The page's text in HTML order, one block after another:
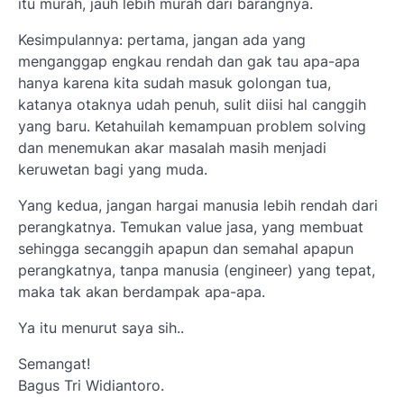
itu murah, jauh lebih murah dari barangnya.
Kesimpulannya: pertama, jangan ada yang
menganggap engkau rendah dan gak tau apa-apa
hanya karena kita sudah masuk golongan tua,
katanya otaknya udah penuh, sulit diisi hal canggih
yang baru. Ketahuilah kemampuan problem solving
dan menemukan akar masalah masih menjadi
keruwetan bagi yang muda.
Yang kedua, jangan hargai manusia lebih rendah dari
perangkatnya. Temukan value jasa, yang membuat
sehingga secanggih apapun dan semahal apapun
perangkatnya, tanpa manusia (engineer) yang tepat,
maka tak akan berdampak apa-apa.
Ya itu menurut saya sih..
Semangat!
Bagus Tri Widiantoro.